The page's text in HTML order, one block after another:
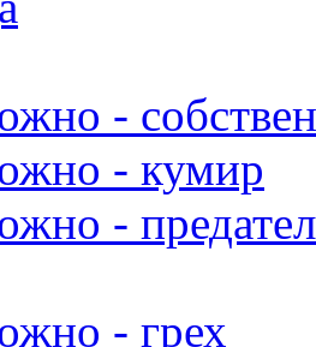
-
- кумир
-
- грех